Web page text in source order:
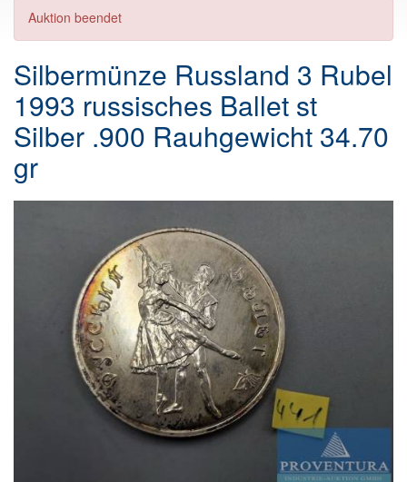
Auktion beendet
Silbermünze Russland 3 Rubel
1993 russisches Ballet st
Silber .900 Rauhgewicht 34.70
gr